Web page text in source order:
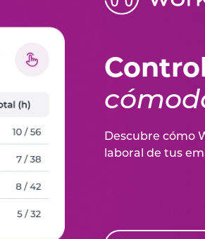
Descubre cómo
laboral de tus